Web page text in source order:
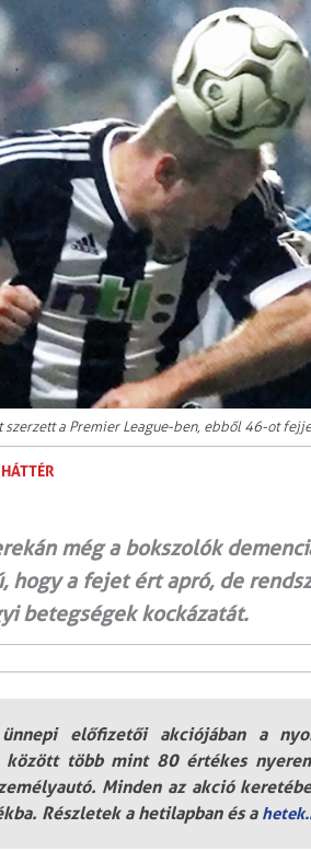
a Premier League-ben, ebből 46-ot
HÁTTÉR
még a bokszolók
hogy a fejet ért apró, de
betegségek kockázatát.
előfizetői akciójában a
között több mint 80 értékes
Minden az akció
Részletek a hetilapban és a